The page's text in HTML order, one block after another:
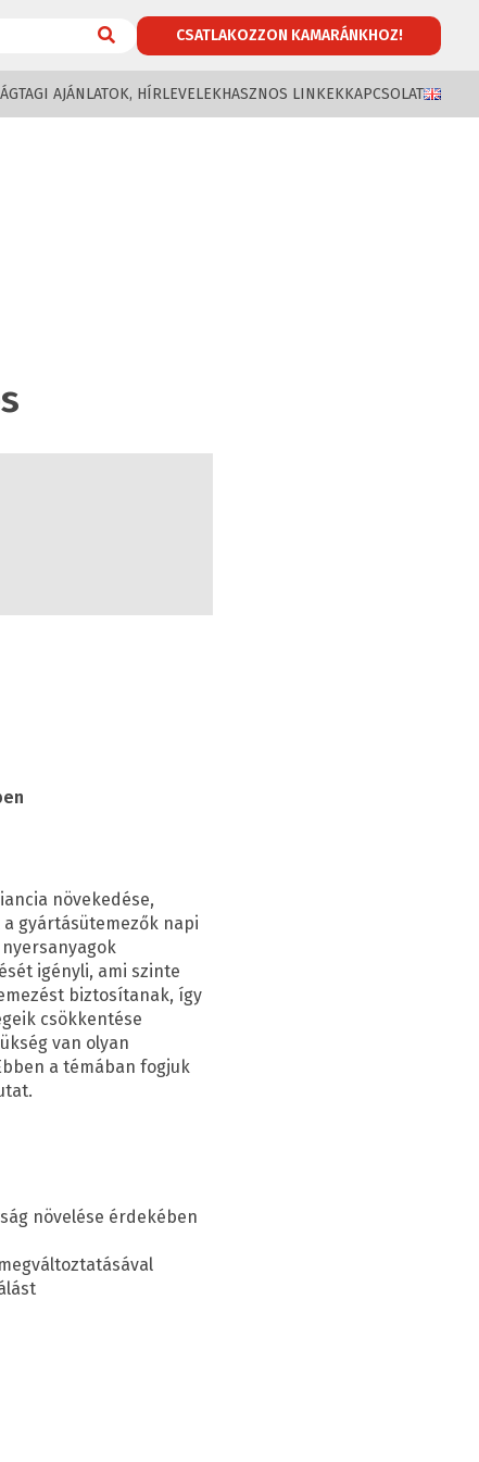
CSATLAKOZZON KAMARÁNKHOZ!
TAGI AJÁNLATOK, HÍRLEVELEKHASZNOS LINKEKKAPCSOLAT
növekedése,
gyártásütemezők napi
igényli, ami szinte
biztosítanak, így
csökkentése
van olyan
a témában fogjuk
növelése érdekében